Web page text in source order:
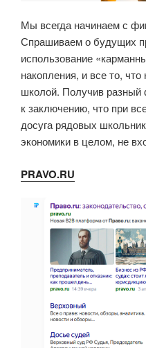
Мы всегда начинаем с
Спрашиваем о будущих
использование
накопления, и все то,
школой. Получив
к заключению, что при
досуга рядовых
экономики в целом, не
PRAVO.RU